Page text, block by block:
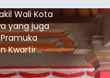
Wali Kota
yang juga
Kwartir
yang akan
ke-12